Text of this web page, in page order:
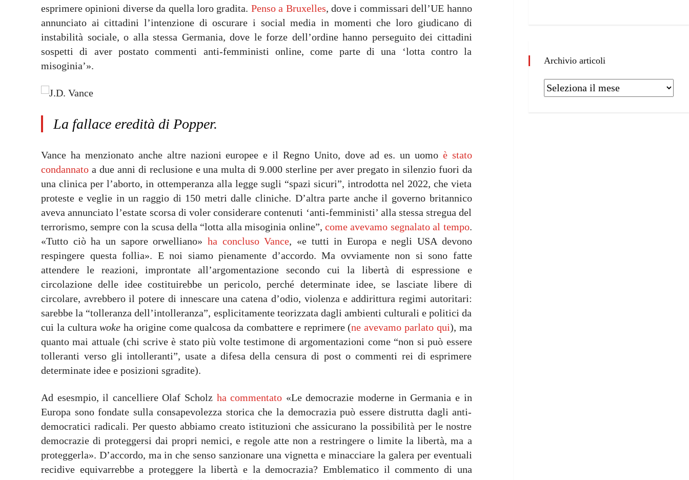
esprimere opinioni diverse da quella loro gradita. Penso a Bruxelles, dove i commissari dell’UE hanno
annunciato ai cittadini l’intenzione di oscurare i social media in momenti che loro giudicano di
instabilità sociale, o alla stessa Germania, dove le forze dell’ordine hanno perseguito dei cittadini
sospetti di aver postato commenti anti-femministi online, come parte di una ‘lotta contro la
misoginia’».
La fallace eredità di Popper.
Vance ha menzionato anche altre nazioni europee e il Regno Unito, dove ad es. un uomo è stato
condannato a due anni di reclusione e una multa di 9.000 sterline per aver pregato in silenzio fuori da
una clinica per l’aborto, in ottemperanza alla legge sugli “spazi sicuri”, introdotta nel 2022, che vieta
proteste e veglie in un raggio di 150 metri dalle cliniche. D’altra parte anche il governo britannico
aveva annunciato l’estate scorsa di voler considerare contenuti ‘anti-femministi’ alla stessa stregua del
terrorismo, sempre con la scusa della “lotta alla misoginia online”, come avevamo segnalato al tempo.
«Tutto ciò ha un sapore orwelliano» ha concluso Vance, «e tutti in Europa e negli USA devono
respingere questa follia». E noi siamo pienamente d’accordo. Ma ovviamente non si sono fatte
attendere le reazioni, improntate all’argomentazione secondo cui la libertà di espressione e
circolazione delle idee costituirebbe un pericolo, perché determinate idee, se lasciate libere di
circolare, avrebbero il potere di innescare una catena d’odio, violenza e addirittura regimi autoritari:
sarebbe la “tolleranza dell’intolleranza”, esplicitamente teorizzata dagli ambienti culturali e politici da
cui la culturawoke ha origine come qualcosa da combattere e reprimere (ne avevamo parlato qui), ma
quanto mai attuale (chi scrive è stato più volte testimone di argomentazioni come “non si può essere
tolleranti verso gli intolleranti”, usate a difesa della censura di post o commenti rei di esprimere
determinate idee e posizioni sgradite).
Ad esesmpio, il cancelliere Olaf Scholz ha commentato «Le democrazie moderne in Germania e in
Europa sono fondate sulla consapevolezza storica che la democrazia può essere distrutta dagli anti-
democratici radicali. Per questo abbiamo creato istituzioni che assicurano la possibilità per le nostre
democrazie di proteggersi dai propri nemici, e regole atte non a restringere o limite la libertà, ma a
proteggerla». D’accordo, ma in che senso sanzionare una vignetta e minacciare la galera per eventuali
recidive equivarrebbe a proteggere la libertà e la democrazia? Emblematico il commento di una
Archivio articoli